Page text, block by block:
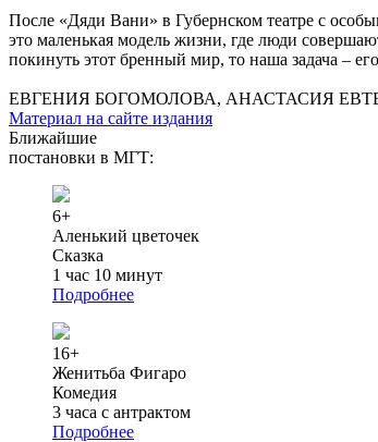
После «Дяди Вани» в Губернском театре с
это маленькая модель жизни, где люди
покинуть этот бренный мир, то наша задача –
ЕВГЕНИЯ БОГОМОЛОВА, АНАСТАСИЯ
Материал на сайте издания
Ближайшие
постановки в МГТ:
6+
Аленький цветочек
Сказка
1 час 10 минут
Подробнее
16+
Женитьба Фигаро
Комедия
3 часа с антрактом
Подробнее